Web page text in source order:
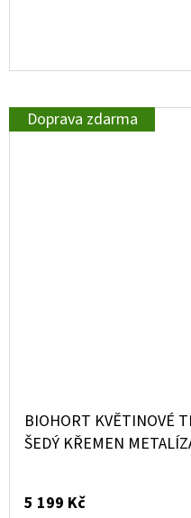
Doprava zdarma
BIOHORT KVĚTINOVÉ
ŠEDÝ KŘEMEN
5 199 Kč